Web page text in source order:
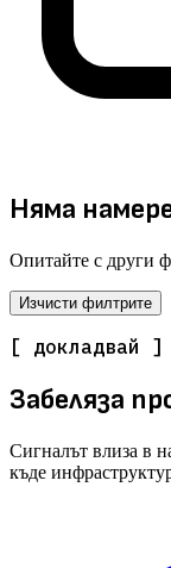
Няма
Опитайте с други
Изчисти филтрите
[ докладвай ]
Забеляза
Сигналът влиза в
къде